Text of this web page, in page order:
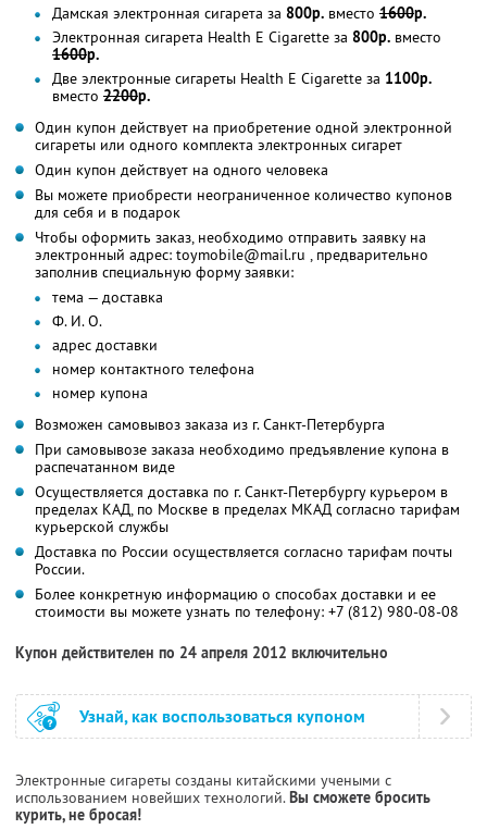
Дамская электронная сигарета за 800р. вместо 1600р.
Электронная сигарета Health E Cigarette за 800р. вместо
1600р.
Две электронные сигареты Health E Cigarette за 1100р.
вместо 2200р.
Один купон действует на приобретение одной электронной
сигареты или одного комплекта электронных сигарет
Один купон действует на одного человека
Вы можете приобрести неограниченное количество купонов
для себя и в подарок
Чтобы оформить заказ, необходимо отправить заявку на
электронный адрес: toymobile@mail.ru , предварительно
заполнив специальную форму заявки:
тема — доставка
Ф. И. О.
адрес доставки
номер контактного телефона
номер купона
Возможен самовывоз заказа из г. Санкт-Петербурга
При самовывозе заказа необходимо предъявление купона в
распечатанном виде
Осуществляется доставка по г. Санкт-Петербургу курьером в
пределах КАД, по Москве в пределах МКАД согласно тарифам
курьерской службы
Доставка по России осуществляется согласно тарифам почты
России.
Более конкретную информацию о способах доставки и ее
стоимости вы можете узнать по телефону: +7 (812) 980-08-08
Купон действителен по 24 апреля 2012 включительно
Узнай, как воспользоваться купоном
Электронные сигареты созданы китайскими учеными с
использованием новейших технологий.Вы сможете бросить
курить, не бросая!